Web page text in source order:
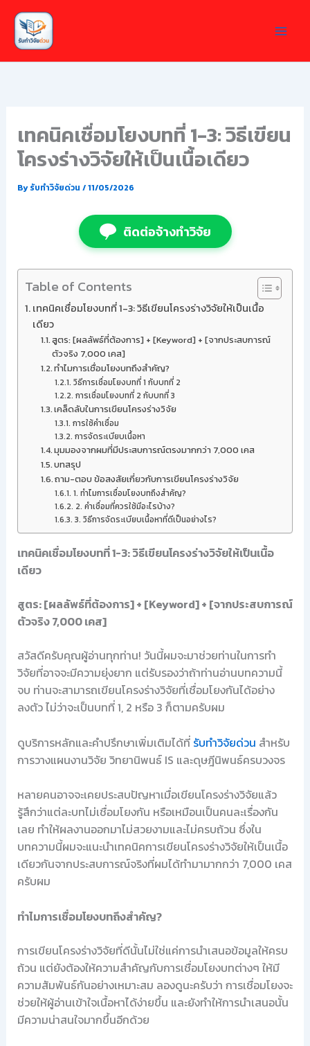
Skip
content
เทคนิคเชื่อมโยงบทที่ 1-3: วิธีเขียน
โครงร่างวิจัยให้เป็นเนื้อเดียว
Byรับทำวิจัยด่วน /11/05/2026
ติดต่อจ้างทำวิจัย
Table of Contents
เทคนิคเชื่อมโยงบทที่ 1-3: วิธีเขียนโครงร่างวิจัยให้เป็นเนื้อ
เดียว
สูตร: [ผลลัพธ์ที่ต้องการ] + [Keyword] + [จากประสบการณ์
ตัวจริง 7,000 เคส]
ทำไมการเชื่อมโยงบทถึงสำคัญ?
วิธีการเชื่อมโยงบทที่ 1 กับบทที่ 2
การเชื่อมโยงบทที่ 2 กับบทที่ 3
เคล็ดลับในการเขียนโครงร่างวิจัย
การใช้คำเชื่อม
การจัดระเบียบเนื้อหา
มุมมองจากผมที่มีประสบการณ์ตรงมากกว่า 7,000 เคส
บทสรุป
ถาม-ตอบ ข้อสงสัยเกี่ยวกับการเขียนโครงร่างวิจัย
1. ทำไมการเชื่อมโยงบทถึงสำคัญ?
2. คำเชื่อมที่ควรใช้มีอะไรบ้าง?
3. วิธีการจัดระเบียบเนื้อหาที่ดีเป็นอย่างไร?
เทคนิคเชื่อมโยงบทที่ 1-3: วิธีเขียนโครงร่างวิจัยให้เป็นเนื้อ
เดียว
สูตร: [ผลลัพธ์ที่ต้องการ] + [Keyword] + [จากประสบการณ์
ตัวจริง 7,000 เคส]
สวัสดีครับคุณผู้อ่านทุกท่าน! วันนี้ผมจะมาช่วยท่านในการทำ
วิจัยที่อาจจะมีความยุ่งยาก แต่รับรองว่าถ้าท่านอ่านบทความนี้
จบ ท่านจะสามารถเขียนโครงร่างวิจัยที่เชื่อมโยงกันได้อย่าง
ลงตัว ไม่ว่าจะเป็นบทที่ 1, 2 หรือ 3 ก็ตามครับผม
ดูบริการหลักและคำปรึกษาเพิ่มเติมได้ที่ รับทำวิจัยด่วน สำหรับ
การวางแผนงานวิจัย วิทยานิพนธ์ IS และดุษฎีนิพนธ์ครบวงจร
หลายคนอาจจะเคยประสบปัญหาเมื่อเขียนโครงร่างวิจัยแล้ว
รู้สึกว่าแต่ละบทไม่เชื่อมโยงกัน หรือเหมือนเป็นคนละเรื่องกัน
เลย ทำให้ผลงานออกมาไม่สวยงามและไม่ครบถ้วน ซึ่งใน
บทความนี้ผมจะแนะนำเทคนิคการเขียนโครงร่างวิจัยให้เป็นเนื้อ
เดียวกันจากประสบการณ์จริงที่ผมได้ทำมามากกว่า 7,000 เคส
ครับผม
ทำไมการเชื่อมโยงบทถึงสำคัญ?
การเขียนโครงร่างวิจัยที่ดีนั้นไม่ใช่แค่การนำเสนอข้อมูลให้ครบ
ถ้วน แต่ยังต้องให้ความสำคัญกับการเชื่อมโยงบทต่างๆ ให้มี
ความสัมพันธ์กันอย่างเหมาะสม ลองดูนะครับว่า การเชื่อมโยงจะ
ช่วยให้ผู้อ่านเข้าใจเนื้อหาได้ง่ายขึ้น และยังทำให้การนำเสนอนั้น
มีความน่าสนใจมากขึ้นอีกด้วย